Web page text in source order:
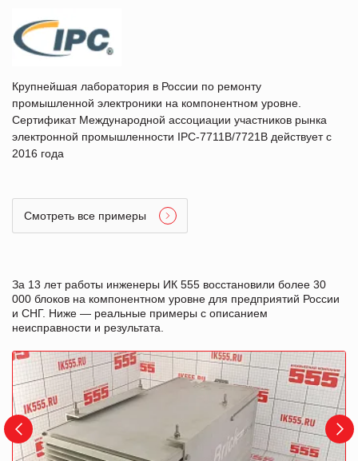
Крупнейшая лаборатория в России по ремонту
промышленной электроники на компонентном уровне.
Сертификат Международной ассоциации участников рынка
электронной промышленности IPC-7711B/7721B действует с
2016 года
Смотреть все примеры
За 13 лет работы инженеры ИК 555 восстановили более 30
000 блоков на компонентном уровне для предприятий России
и СНГ. Ниже — реальные примеры с описанием
неисправности и результата.